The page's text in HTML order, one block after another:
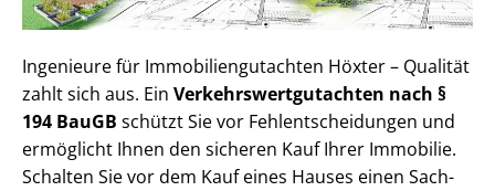
Ingenieure für Im­mo­bi­li­en­gut­ach­ten Höxter – Qualität
zahlt sich aus. Ein Ver­kehrs­wert­gut­ach­ten nach §
194 BauGB schützt Sie vor Fehl­ent­schei­dun­gen und
ermöglicht Ihnen den sicheren Kauf Ihrer Immobilie.
Schalten Sie vor dem Kauf eines Hauses einen Sach­